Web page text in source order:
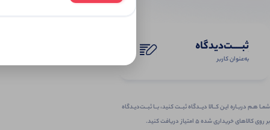
ثبـــــت‌دیدگاه
به‌عنوان کاربر
شمـا هـم دربـاره ایـن کــالا دیــدگاه ثبــت کنید، بــا ثبــت‌دیـدگاه
بر روی کالاهای خریداری شده ۵ امتیاز دریافت کنید.